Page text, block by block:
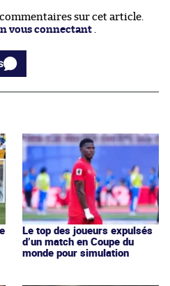
sur cet article.
vous connectant
Le top des joueurs expulsés
d’un match en Coupe du
monde pour simulation